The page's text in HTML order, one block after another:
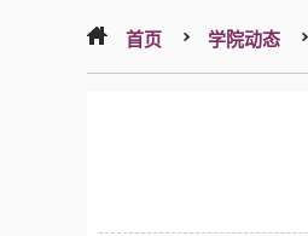
首页 学院动态